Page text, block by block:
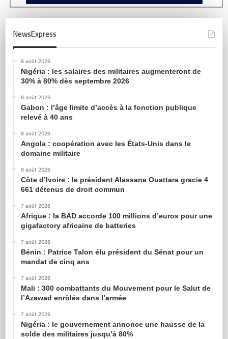
NewsExpress
8 août 2026
Nigéria : les salaires des militaires augmenteront de
30% à 80% dès septembre 2026
8 août 2026
Gabon : l’âge limite d’accès à la fonction publique
relevé à 40 ans
8 août 2026
Angola : coopération avec les États-Unis dans le
domaine militaire
8 août 2026
Côte d’Ivoire : le président Alassane Ouattara gracie 4
661 détenus de droit commun
7 août 2026
Afrique : la BAD accorde 100 millions d’euros pour une
gigafactory africaine de batteries
7 août 2026
Bénin : Patrice Talon élu président du Sénat pour un
mandat de cinq ans
7 août 2026
Mali : 300 combattants du Mouvement pour le Salut de
l’Azawad enrôlés dans l’armée
7 août 2026
Nigéria : le gouvernement annonce une hausse de la
solde des militaires jusqu’à 80%